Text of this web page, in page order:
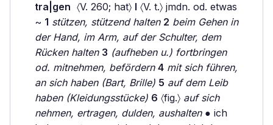
tra|gen 〈V. 260; hat〉 I 〈V. t.〉 jmdn. od. etwas
~ 1 stützen, stützend halten 2 beim Gehen in
der Hand, im Arm, auf der Schulter, dem
Rücken halten 3 (aufheben u.) fortbringen
od. mitnehmen, befördern 4 mit sich führen,
an sich haben (Bart, Brille) 5 auf dem Leib
haben (Kleidungsstücke) 6 〈fig.〉 auf sich
nehmen, ertragen, dulden, aushalten● ich